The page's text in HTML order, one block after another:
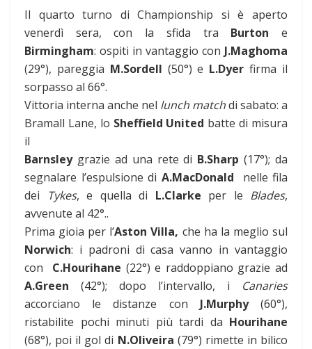
Il quarto turno di Championship si è aperto
venerdì sera, con la sfida tra Burton e
Birmingham: ospiti in vantaggio con J.Maghoma
(29°), pareggia M.Sordell (50°) e L.Dyer firma il
sorpasso al 66°.
Vittoria interna anche nel lunch matchdi sabato: a
Bramall Lane, lo Sheffield United batte di misura
il
Barnsleygrazie ad una rete di B.Sharp (17°); da
segnalare l’espulsione di A.MacDonald nelle fila
dei
Tykes, e quella di L.Clarke per le Blades,
avvenute al 42°..
Prima gioia per l’Aston Villa, che ha la meglio sul
Norwich: i padroni di casa vanno in vantaggio
con C.Hourihane (22°) e raddoppiano grazie ad
A.Green (42°); dopo l’intervallo, i Canaries
accorciano le distanze con J.Murphy(60°),
ristabilite pochi minuti più tardi da Hourihane
(68°), poi il gol di N.Oliveira (79°) rimette in bilico